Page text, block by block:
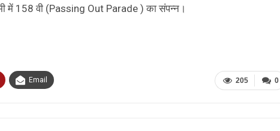
में 158 वी (Passing Out Parade ) का संपन्न।
0
205
Email